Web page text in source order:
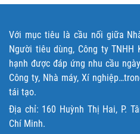
Với mục tiêu là cầu nối giữa
Người tiêu dùng, Công ty
hạnh được đáp ứng nhu cầu
Công ty, Nhà máy, Xí
tái tạo.
Địa chỉ: 160 Huỳnh Thị Hai, P.
Chí Minh.